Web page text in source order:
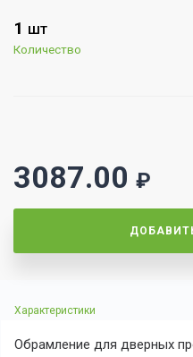
1 ШТ
Количество
3087.00 ₽
Характеристики
Обрамление для дверных